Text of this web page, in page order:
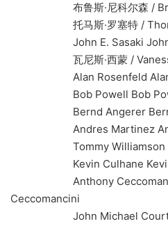
布鲁斯·尼科尔森 /
托马斯·罗塞特 /
John E. Sasaki John
瓦尼斯·西蒙 /
Alan Rosenfeld Alan
Bob Powell Bob
Bernd Angerer Bernd
Andres Martinez
Tommy Williamson
Kevin Culhane Kevin
Anthony
Ceccomancini
John Michael Courte